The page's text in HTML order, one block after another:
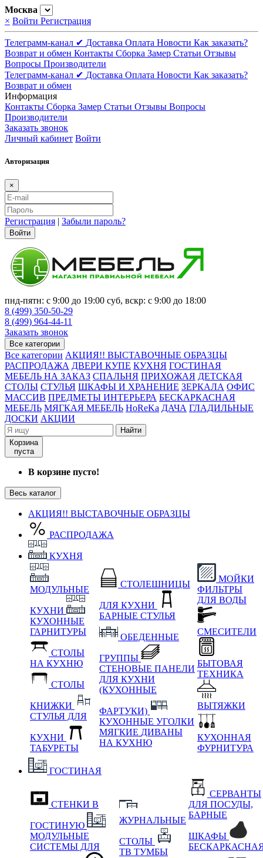
Москва
× Войти Регистрация
Телеграмм-канал ✔ Доставка Оплата Новости Как заказать?
Возврат и обмен Контакты Сборка Замер Статьи Отзывы
Вопросы Производители
Телеграмм-канал ✔ Доставка Оплата Новости Как заказать?
Возврат и обмен
Информация
Контакты Сборка Замер Статьи Отзывы Вопросы
Производители
Заказать звонок
Личный кабинет Войти
Авторизация
×
Регистрация | Забыли пароль?
Войти
пнд-пятн: с 9:00 до 19:00 суб, вскр: с 9:00 до 18:00
8 (499) 350-50-29
8 (499) 964-44-11
Заказать звонок
Все категории
Все категории АКЦИЯ!! ВЫСТАВОЧНЫЕ ОБРАЗЦЫ
РАСПРОДАЖА ДВЕРИ КУПЕ КУХНЯ ГОСТИНАЯ
МЕБЕЛЬ НА ЗАКАЗ СПАЛЬНЯ ПРИХОЖАЯ ДЕТСКАЯ
СТОЛЫ СТУЛЬЯ ШКАФЫ И ХРАНЕНИЕ ЗЕРКАЛА ОФИС
МАССИВ ПРЕДМЕТЫ ИНТЕРЬЕРА БЕСКАРКАСНАЯ
МЕБЕЛЬ МЯГКАЯ МЕБЕЛЬ HoReKa ДАЧА ГЛАДИЛЬНЫЕ
ДОСКИ АКЦИИ
Найти
Корзина
пуста
В корзине пусто!
Весь каталог
АКЦИЯ!! ВЫСТАВОЧНЫЕ ОБРАЗЦЫ
РАСПРОДАЖА
КУХНЯ
МОДУЛЬНЫЕ
КУХНИ
КУХОННЫЕ
ГАРНИТУРЫ
СТОЛЫ
НА КУХНЮ
СТОЛЫ
КНИЖКИ
СТУЛЬЯ ДЛЯ
КУХНИ
ТАБУРЕТЫ
СТОЛЕШНИЦЫ
ДЛЯ КУХНИ
БАРНЫЕ СТУЛЬЯ
ОБЕДЕННЫЕ
ГРУППЫ
СТЕНОВЫЕ ПАНЕЛИ
ДЛЯ КУХНИ
(КУХОННЫЕ
ФАРТУКИ)
КУХОННЫЕ УГОЛКИ
МЯГКИЕ ДИВАНЫ
НА КУХНЮ
МОЙКИ
ФИЛЬТРЫ
ДЛЯ ВОДЫ
СМЕСИТЕЛИ
БЫТОВАЯ
ТЕХНИКА
ВЫТЯЖКИ
КУХОННАЯ
ФУРНИТУРА
ГОСТИНАЯ
СТЕНКИ В
ГОСТИНУЮ
МОДУЛЬНЫЕ
СИСТЕМЫ ДЛЯ
ЖУРНАЛЬНЫЕ
СТОЛЫ
ТВ ТУМБЫ
СЕРВАНТЫ
ДЛЯ ПОСУДЫ,
БАРНЫЕ
ШКАФЫ